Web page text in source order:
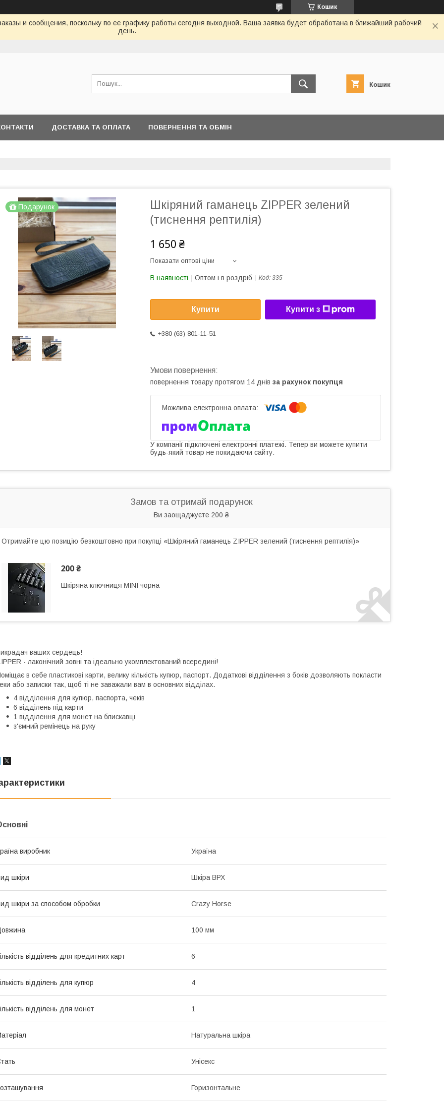
Кошик
и сообщения, поскольку по ее графику работы сегодня выходной. Ваша заявка будет обработана в ближайший рабочий
день.
Кошик
ДОСТАВКА ТА ОПЛАТА ПОВЕРНЕННЯ ТА ОБМІН
Подарунок
Шкіряний гаманець ZIPPER зелений
(тиснення рептилія)
1 650 ₴
Показати оптові ціни
В наявності Оптом і в роздріб Код: 335
Купити Купити з
+380 (63) 801-11-51
повернення товару протягом 14 днів за рахунок покупця
У компанії підключені електронні платежі. Тепер ви можете купити
будь-який товар не покидаючи сайту.
Замов та отримай подарунок
Ви заощаджуєте 200 ₴
Отримайте цю позицію безкоштовно при покупці «Шкіряний гаманець ZIPPER зелений (тиснення рептилія)»
200 ₴
Шкіряна ключниця MINI чорна
ваших сердець!
- лаконічний зовні та ідеально укомплектований всередині!
в себе пластикові карти, велику кількість купюр, паспорт. Додаткові відділення з боків дозволяють покласти
або записки так, щоб ті не заважали вам в основних відділах.
4 відділення для купюр, паспорта, чеків
6 відділень під карти
1 відділення для монет на блискавці
з'ємний ремінець на руку
виробник Україна
шкіри Шкіра ВРХ
шкіри за способом обробки Crazy Horse
100 мм
відділень для кредитних карт 6
відділень для купюр 4
відділень для монет 1
Натуральна шкіра
Унісекс
Горизонтальне